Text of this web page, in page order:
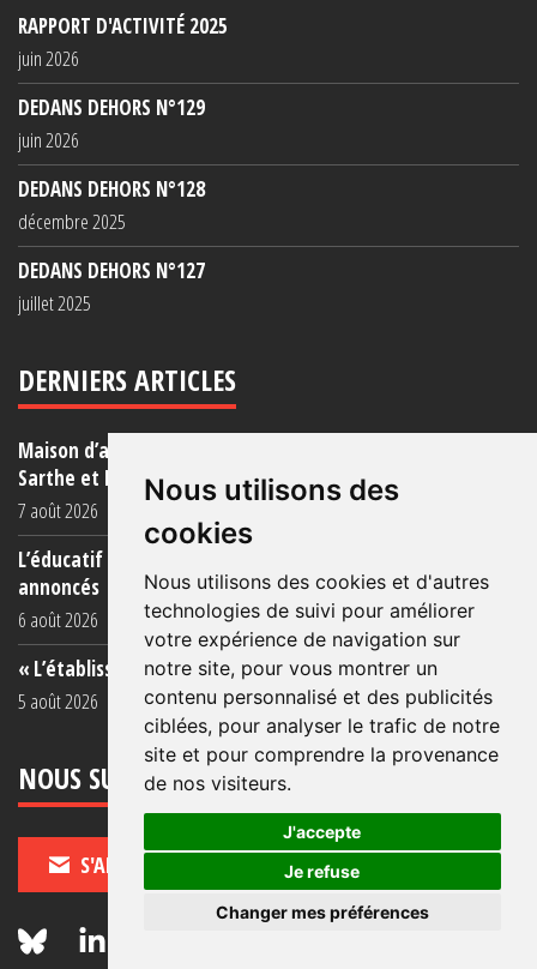
Nous utilisons des
cookies
Nous utilisons des cookies et d'autres
technologies de suivi pour améliorer
votre expérience de navigation sur
notre site, pour vous montrer un
contenu personnalisé et des publicités
ciblées, pour analyser le trafic de notre
site et pour comprendre la provenance
de nos visiteurs.
J'accepte
Je refuse
Changer mes préférences
RAPPORT D'ACTIVITÉ 2025
juin 2026
DEDANS DEHORS N°129
juin 2026
DEDANS DEHORS N°128
décembre 2025
DEDANS DEHORS N°127
juillet 2025
DERNIERS ARTICLES
Maison d’arrêt de Bordeaux-Gradignan : après Condé-sur-
Sarthe et Fresnes courant (...)
7 août 2026
L’éducatif en prison : une réalité éloignée des objectifs
annoncés
6 août 2026
« L’établissement est une porcherie totale »
5 août 2026
NOUS SUIVRE
S'ABONNER